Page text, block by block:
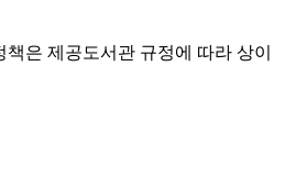
은 제공도서관 규정에 따라 상이